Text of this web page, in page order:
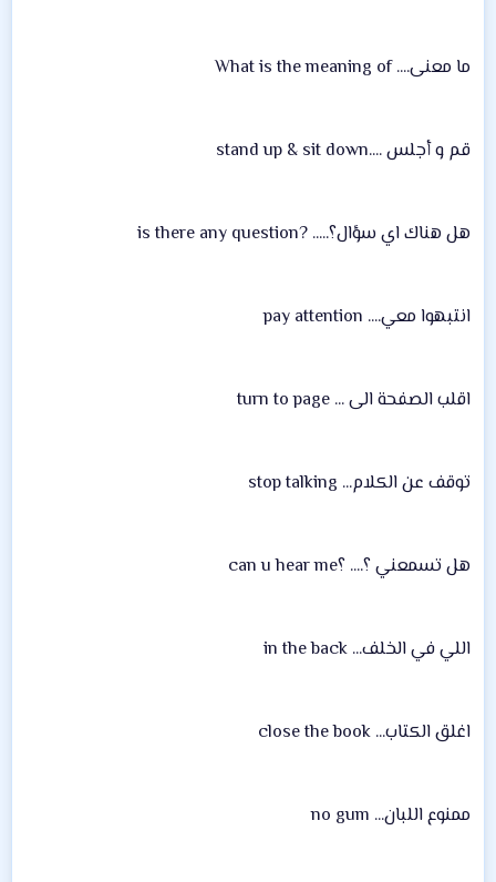
ما معنى.... What is the meaning of
قم و أجلس ....stand up & sit down
هل هناك اي سؤال؟..... ?is there any question
انتبهوا معي.... pay attention
اقلب الصفحة الى ... turn to page
توقف عن الكلام... stop talking
هل تسمعني ؟.... ؟can u hear me
اللي في الخلف... in the back
اغلق الكتاب... close the book
ممنوع اللبان... no gum